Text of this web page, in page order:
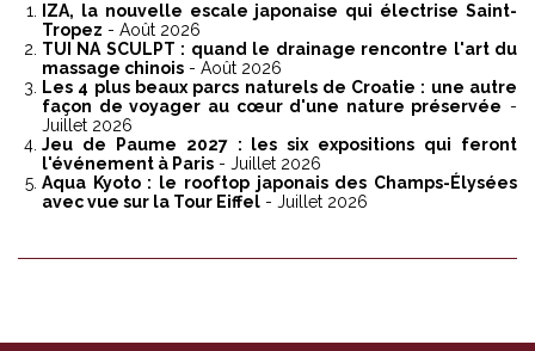
IZA, la nouvelle escale japonaise qui électrise Saint-
Tropez - Août 2026
TUI NA SCULPT : quand le drainage rencontre l'art du
massage chinois - Août 2026
Les 4 plus beaux parcs naturels de Croatie : une autre
façon de voyager au cœur d'une nature préservée -
Juillet 2026
Jeu de Paume 2027 : les six expositions qui feront
l'événement à Paris - Juillet 2026
Aqua Kyoto : le rooftop japonais des Champs-Élysées
avec vue sur la Tour Eiffel - Juillet 2026